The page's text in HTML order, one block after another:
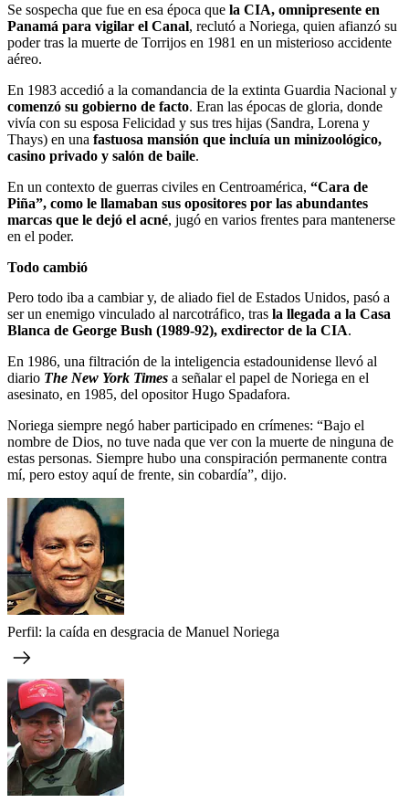
Se sospecha que fue en esa época que la CIA, omnipresente en
Panamá para vigilar el Canal, reclutó a Noriega, quien afianzó su
poder tras la muerte de Torrijos en 1981 en un misterioso accidente
aéreo.
En 1983 accedió a la comandancia de la extinta Guardia Nacional y
comenzó su gobierno de facto. Eran las épocas de gloria, donde
vivía con su esposa Felicidad y sus tres hijas (Sandra, Lorena y
Thays) en una fastuosa mansión que incluía un minizoológico,
casino privado y salón de baile.
En un contexto de guerras civiles en Centroamérica, “Cara de
Piña”, como le llamaban sus opositores por las abundantes
marcas que le dejó el acné, jugó en varios frentes para mantenerse
en el poder.
Todo cambió
Pero todo iba a cambiar y, de aliado fiel de Estados Unidos, pasó a
ser un enemigo vinculado al narcotráfico, tras la llegada a la Casa
Blanca de George Bush (1989-92), exdirector de la CIA.
En 1986, una filtración de la inteligencia estadounidense llevó al
diario The New York Times a señalar el papel de Noriega en el
asesinato, en 1985, del opositor Hugo Spadafora.
Noriega siempre negó haber participado en crímenes: “Bajo el
nombre de Dios, no tuve nada que ver con la muerte de ninguna de
estas personas. Siempre hubo una conspiración permanente contra
mí, pero estoy aquí de frente, sin cobardía”, dijo.
Perfil: la caída en desgracia de Manuel Noriega